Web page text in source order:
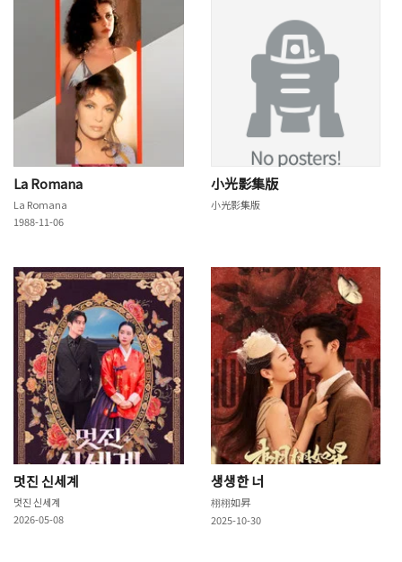
La Romana
La Romana
1988-11-06
小光影集版
小光影集版
멋진 신세계
멋진 신세계
2026-05-08
생생한 너
栩栩如昇
2025-10-30